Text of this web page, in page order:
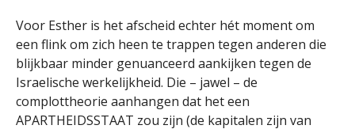
Voor Esther is het afscheid echter hét moment om
een flink om zich heen te trappen tegen anderen die
blijkbaar minder genuanceerd aankijken tegen de
Israelische werkelijkheid. Die – jawel – de
complottheorie aanhangen dat het een
APARTHEIDSSTAAT zou zijn (de kapitalen zijn van